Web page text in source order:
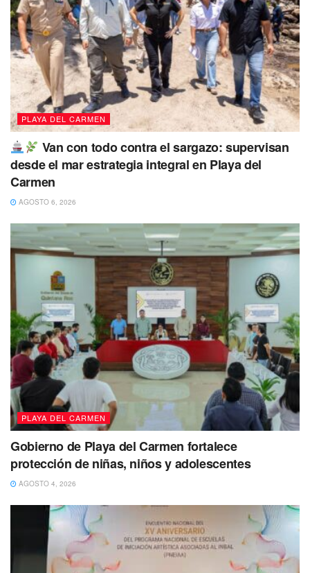
De acuerdo a losprimerosinformes de Conagua,
indican que se espera que elfenómeno se desplace en
movimiento hacia el sur sureste, a una velocidad de
avance un poco más rápidadurante los próximos días,
sin embargoesto no representa peligro para la entidad.
Por lo que el ciclón, quefue nombrado “Arlene”hoy a
las 13 horas se
Myers, Florida,
kph conrachas de 85 kph,por lo que ha estado
moviéndoseal Sur a 7 kph.
PLAYA DEL CARMEN
Van con todo contra el sargazo: supervisan
desde el mar estrategia integral en Playa del
Carmen
AGOSTO 6, 2026
PLAYA DEL CARMEN
Gobierno de Playa del Carmen fortalece
protección de niñas, niños y adolescentes
AGOSTO 4, 2026